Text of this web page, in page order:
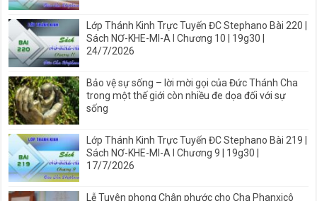
Lớp Thánh Kinh Trực Tuyến ĐC Stephano Bài 220 |
Sách NƠ-KHE-MI-A I Chương 10 | 19g30 |
24/7/2026
Bảo vệ sự sống – lời mời gọi của Đức Thánh Cha
trong một thế giới còn nhiều đe dọa đối với sự
sống
Lớp Thánh Kinh Trực Tuyến ĐC Stephano Bài 219 |
Sách NƠ-KHE-MI-A I Chương 9 | 19g30 |
17/7/2026
Lễ Tuyên phong Chân phước cho Cha Phanxicô